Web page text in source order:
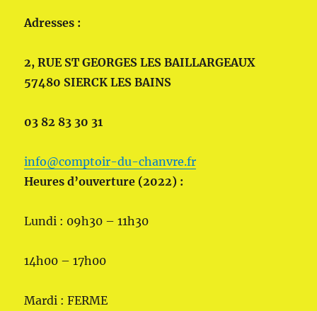
Adresses :
2, RUE ST GEORGES LES BAILLARGEAUX
57480 SIERCK LES BAINS
03 82 83 30 31
info@comptoir-du-chanvre.fr
Heures d’ouverture (2022) :
Lundi : 09h30 – 11h30
14h00 – 17h00
Mardi : FERME